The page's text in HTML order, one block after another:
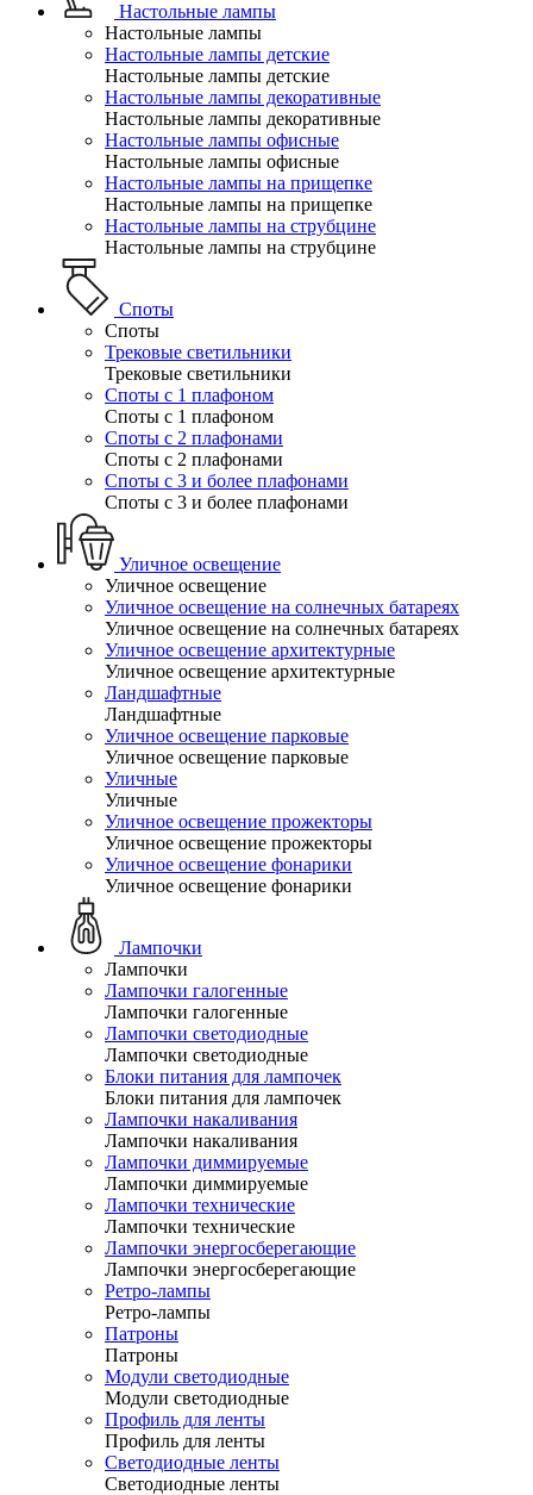
Настольные лампы
Настольные лампы
Настольные лампы детские
Настольные лампы детские
Настольные лампы декоративные
Настольные лампы декоративные
Настольные лампы офисные
Настольные лампы офисные
Настольные лампы на прищепке
Настольные лампы на прищепке
Настольные лампы на струбцине
Настольные лампы на струбцине
Споты
Споты
Трековые светильники
Трековые светильники
Споты с 1 плафоном
Споты с 1 плафоном
Споты с 2 плафонами
Споты с 2 плафонами
Споты с 3 и более плафонами
Споты с 3 и более плафонами
Уличное освещение
Уличное освещение
Уличное освещение на солнечных батареях
Уличное освещение на солнечных батареях
Уличное освещение архитектурные
Уличное освещение архитектурные
Ландшафтные
Ландшафтные
Уличное освещение парковые
Уличное освещение парковые
Уличные
Уличные
Уличное освещение прожекторы
Уличное освещение прожекторы
Уличное освещение фонарики
Уличное освещение фонарики
Лампочки
Лампочки
Лампочки галогенные
Лампочки галогенные
Лампочки светодиодные
Лампочки светодиодные
Блоки питания для лампочек
Блоки питания для лампочек
Лампочки накаливания
Лампочки накаливания
Лампочки диммируемые
Лампочки диммируемые
Лампочки технические
Лампочки технические
Лампочки энергосберегающие
Лампочки энергосберегающие
Ретро-лампы
Ретро-лампы
Патроны
Патроны
Модули светодиодные
Модули светодиодные
Профиль для ленты
Профиль для ленты
Светодиодные ленты
Светодиодные ленты